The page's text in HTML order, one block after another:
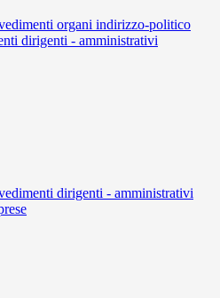
organi indirizzo-politico
dirigenti - amministrativi
dirigenti - amministrativi